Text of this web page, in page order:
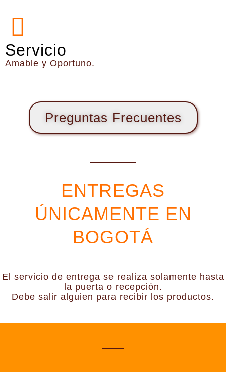
Servicio
Amable y Oportuno.
Preguntas Frecuentes
ENTREGAS
ÚNICAMENTE EN
BOGOTÁ
El servicio de entrega se realiza solamente hasta
la puerta o recepción.
Debe salir alguien para recibir los productos.